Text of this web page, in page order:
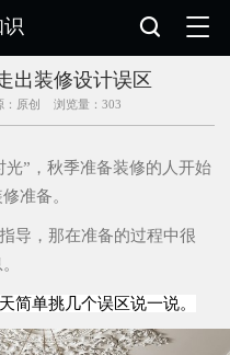
 
出装修设计误区
：原创 浏览量： 303
”，秋季准备装修的人开始
准备。
指导，那在准备的过程中很
天简单挑几个误区说一说。